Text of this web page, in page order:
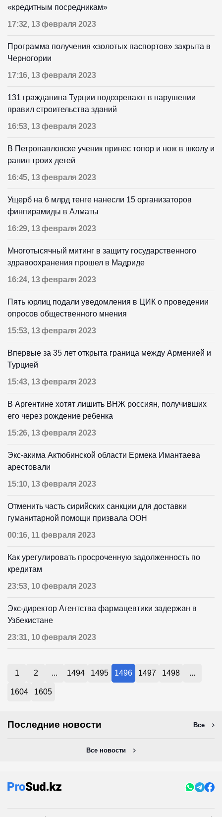
«кредитным посредникам»
17:32, 13 февраля 2023
Программа получения «золотых паспортов» закрыта в
Черногории
17:16, 13 февраля 2023
131 гражданина Турции подозревают в нарушении
правил строительства зданий
16:53, 13 февраля 2023
В Петропавловске ученик принес топор и нож в школу и
ранил троих детей
16:45, 13 февраля 2023
Ущерб на 6 млрд тенге нанесли 15 организаторов
финпирамиды в Алматы
16:29, 13 февраля 2023
Многотысячный митинг в защиту государственного
здравоохранения прошел в Мадриде
16:24, 13 февраля 2023
Пять юрлиц подали уведомления в ЦИК о проведении
опросов общественного мнения
15:53, 13 февраля 2023
Впервые за 35 лет открыта граница между Арменией и
Турцией
15:43, 13 февраля 2023
В Аргентине хотят лишить ВНЖ россиян, получивших
его через рождение ребенка
15:26, 13 февраля 2023
Экс-акима Актюбинской области Ермека Имантаева
арестовали
15:10, 13 февраля 2023
Отменить часть сирийских санкции для доставки
гуманитарной помощи призвала ООН
00:16, 11 февраля 2023
Как урегулировать просроченную задолженность по
кредитам
23:53, 10 февраля 2023
Экс-директор Агентства фармацевтики задержан в
Узбекистане
23:31, 10 февраля 2023
1 2 ... 1494 1495 1496 1497 1498 ...
1604 1605
Последние новости Все
Все новости